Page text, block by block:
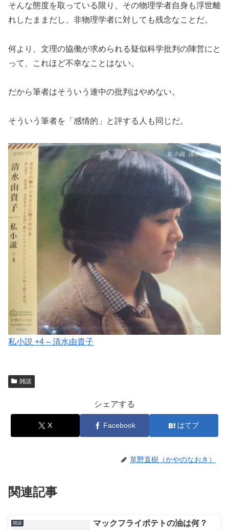
そんな態度を取っている限り、その物理学者自身も浮世離
れしたままだし、非物理学者に対しても残念なことだ。
何より、文理の協働が求められる疑似科学批判の陣営にと
って、これほど不幸なことはない。
だから筆者はそういう連中の批判はやめない。
そういう筆者を「感情的」と評する人も同じだ。
私小説 +4 – 清水由貴子
雑談
シェアする
X Facebook はてブ
草野直樹（かやのなおき）
関連記事
雑談 マックフライポテトの油は何？